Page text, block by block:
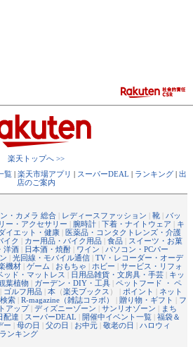
楽天トップへ >>
覧 | 楽天市場アプリ | スーパーDEAL | ランキング | 出
店のご案内
・カメラ 総合 | レディースファッション | 靴 | バッ
ー・アクセサリー | 腕時計 | 下着・ナイトウェア | キ
イエット・健康 | 医薬品・コンタクトレンズ・介護
イク | カー用品・バイク用品 | 食品 | スイーツ・お菓
洋酒 | 日本酒・焼酎 | ワイン | パソコン・PCパー
| 光回線・モバイル通信 | TV・レコーダー・オーデ
機材 | ゲーム | おもちゃ | ホビー | サービス・リフォ
ッド・マットレス | 日用品雑貨・文房具・手芸 | キッ
葉植物 | ガーデン・DIY・工具 | ペットフード ・ ペ
| ゴルフ用品 | 本 （楽天ブックス ） | ポイント | ネット
索 | R-magazine（雑誌コラボ） | 贈り物・ギフト | フ
アップ| ディズニーゾーン | サンリオゾーン | まち
配達 | スーパーDEAL | 開催中イベント一覧 | 福袋＆
ー | 母の日 | 父の日 | お中元 | 敬老の日 | ハロウィ
ランキング